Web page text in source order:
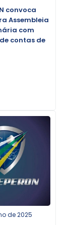
convoca
Assembleia
com
contas de
de 2025